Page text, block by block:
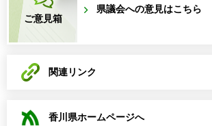
ご意見箱
県議会への意見はこちら
関連リンク
香川県ホームページへ